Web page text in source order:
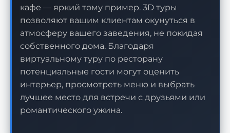
кафе — яркий тому пример. 3D туры
позволяют вашим клиентам окунуться в
атмосферу вашего заведения, не покидая
собственного дома. Благодаря
виртуальному туру по ресторану
потенциальные гости могут оценить
интерьер, просмотреть меню и выбрать
лучшее место для встречи с друзьями или
романтического ужина.